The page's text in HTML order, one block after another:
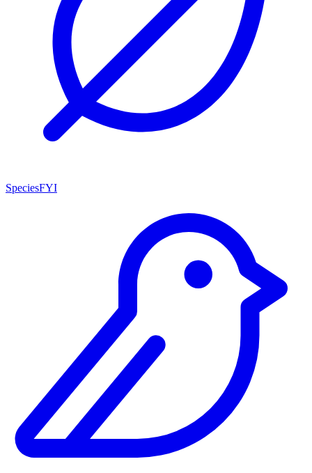
SpeciesFYI